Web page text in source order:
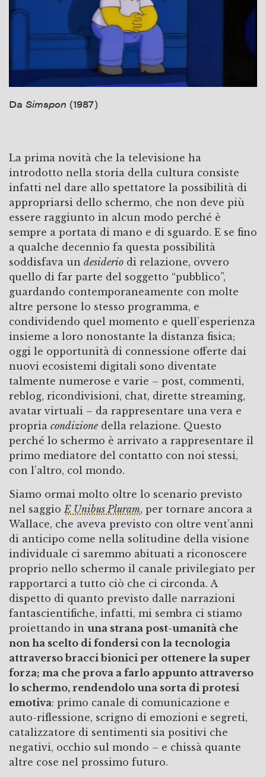
Da Simspon (1987)
La prima novità che la televisione ha
introdotto nella storia della cultura consiste
infatti nel dare allo spettatore la possibilità di
appropriarsi dello schermo, che non deve più
essere raggiunto in alcun modo perché è
sempre a portata di mano e di sguardo. E se fino
a qualche decennio fa questa possibilità
soddisfava un desiderio di relazione, ovvero
quello di far parte del soggetto “pubblico”,
guardando contemporaneamente con molte
altre persone lo stesso programma, e
condividendo quel momento e quell’esperienza
insieme a loro nonostante la distanza fisica;
oggi le opportunità di connessione offerte dai
nuovi ecosistemi digitali sono diventate
talmente numerose e varie – post, commenti,
reblog, ricondivisioni, chat, dirette streaming,
avatar virtuali – da rappresentare una vera e
propria condizione della relazione. Questo
perché lo schermo è arrivato a rappresentare il
primo mediatore del contatto con noi stessi,
con l’altro, col mondo.
Siamo ormai molto oltre lo scenario previsto
nel saggioE Unibus Pluram, per tornare ancora a
Wallace, che aveva previsto con oltre vent’anni
di anticipo come nella solitudine della visione
individuale ci saremmo abituati a riconoscere
proprio nello schermo il canale privilegiato per
rapportarci a tutto ciò che ci circonda. A
dispetto di quanto previsto dalle narrazioni
fantascientifiche, infatti, mi sembra ci stiamo
proiettando in una strana post-umanità che
non ha scelto di fondersi con la tecnologia
attraverso bracci bionici per ottenere la super
forza; ma che prova a farlo appunto attraverso
lo schermo, rendendolo una sorta di protesi
emotiva: primo canale di comunicazione e
auto-riflessione, scrigno di emozioni e segreti,
catalizzatore di sentimenti sia positivi che
negativi, occhio sul mondo – e chissà quante
altre cose nel prossimo futuro.